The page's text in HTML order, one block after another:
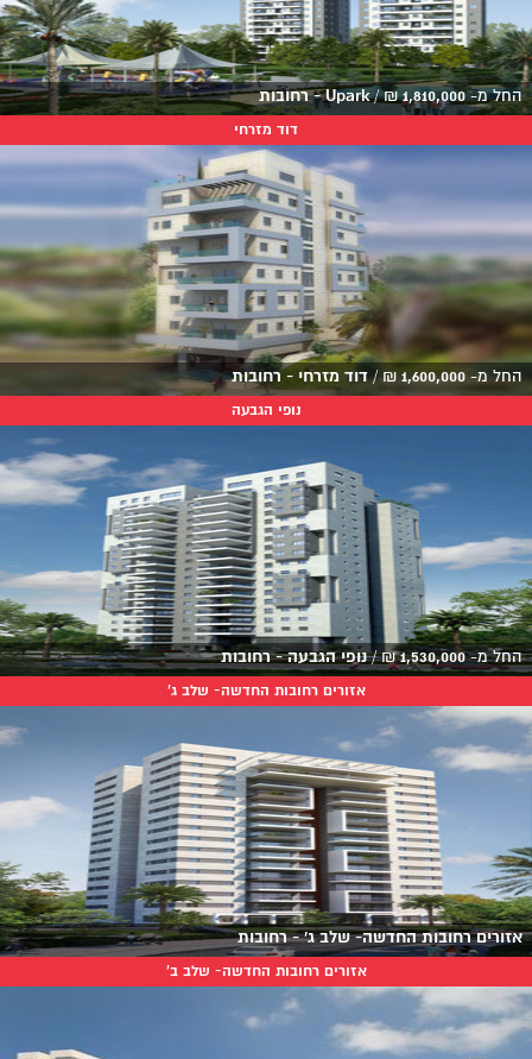
החל מ- 1,810,000
₪
/Upark - רחובות
דוד מזרחי
החל מ- 1,600,000
₪
/דוד מזרחי - רחובות
נופי הגבעה
החל מ-1,530,000
₪
/נופי הגבעה - רחובות
אזורים רחובות החדשה- שלב ג'
אזורים רחובות החדשה- שלב ג' - רחובות
אזורים רחובות החדשה- שלב ב'